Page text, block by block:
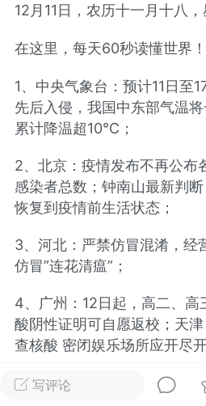
美业357 芯诗妍
每次200
师 小熊水光
脂
卡卡动能素
皇
建术
DRYY面膜 微
爆款平台 Lv.8 靓号
加盟商
26 23:18
电脑端 美业资讯
闪充小白罐
本/双效闪充，养出紧致小白
充小白罐 = 闪充大白肌（仪器
护...写评论
12月11日，农历十一月十八，
在这里，每天60秒读懂世界！
1、中央气象台：预计11日至
先后入侵，我国中东部气温
累计降温超10℃；
2、北京：疫情发布不再公布
感染者总数；钟南山最新判
恢复到疫情前生活状态；
3、河北：严禁仿冒混淆，经
仿冒”连花清瘟”；
4、广州：12日起，高二、
酸阴性证明可自愿返校；天
查核酸 密闭娱乐场所应开尽开
5、陕西渭南：奖励自发狩猎